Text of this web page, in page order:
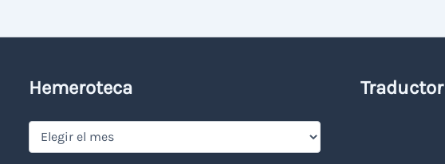
Hemeroteca
Hemeroteca
Traductor